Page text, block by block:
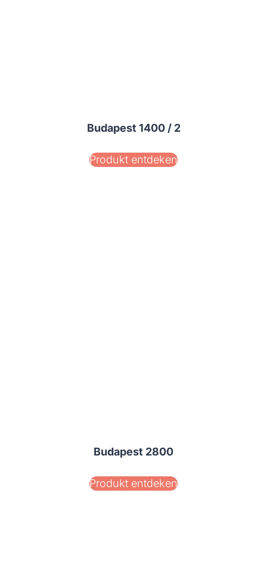
Budapest 1400 / 2
Produkt entdeken
Budapest 2800
Produkt entdeken